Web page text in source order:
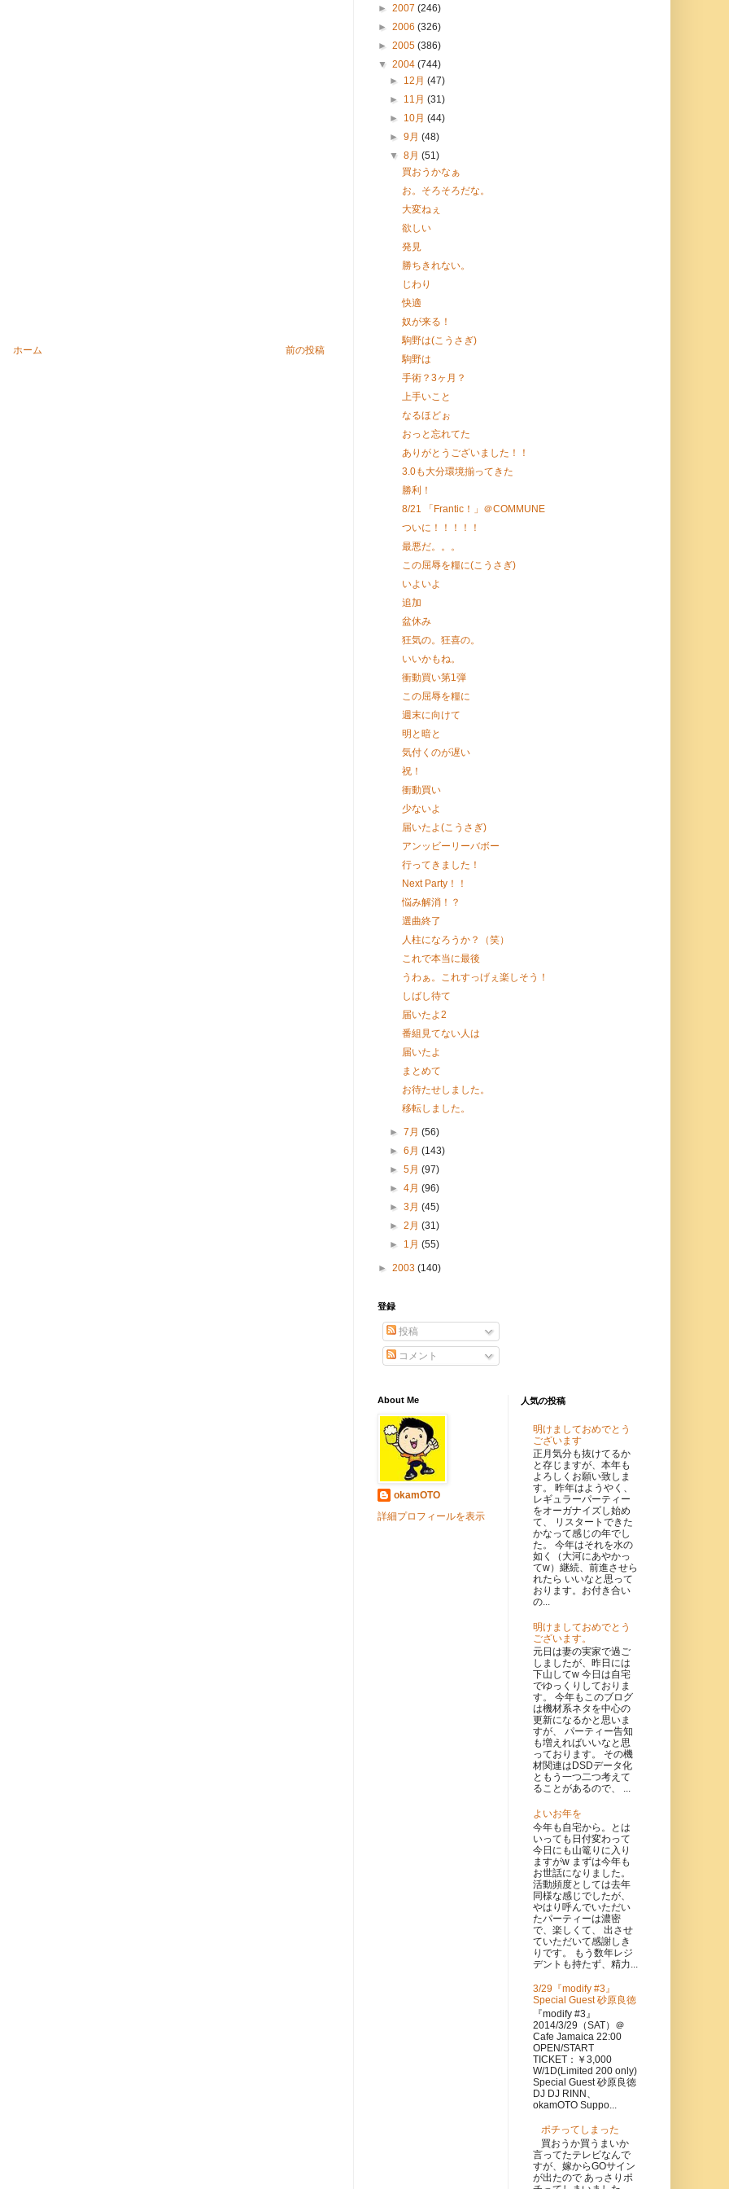
前の投稿
ホーム
► 2007 (246)
► 2006 (326)
► 2005 (386)
▼ 2004 (744)
► 12月(47)
► 11月(31)
► 10月(44)
►9月(48)
▼8月(51)
買おうかなぁ
お。そろそろだな。
大変ねぇ
欲しい
発見
勝ちきれない。
じわり
快適
奴が来る！
駒野は(こうさぎ)
駒野は
手術？3ヶ月？
上手いこと
なるほどぉ
おっと忘れてた
ありがとうございました！！
3.0も大分環境揃ってきた
勝利！
8/21 「Frantic！」＠COMMUNE
ついに！！！！！
最悪だ。。。
この屈辱を糧に(こうさぎ)
いよいよ
追加
盆休み
狂気の。狂喜の。
いいかもね。
衝動買い第1弾
この屈辱を糧に
週末に向けて
明と暗と
気付くのが遅い
祝！
衝動買い
少ないよ
届いたよ(こうさぎ)
アンッビーリーバボー
行ってきました！
Next Party！！
悩み解消！？
選曲終了
人柱になろうか？（笑）
これで本当に最後
うわぁ。これすっげぇ楽しそう！
しばし待て
届いたよ2
番組見てない人は
届いたよ
まとめて
お待たせしました。
移転しました。
►7月(56)
►6月(143)
►5月(97)
►4月(96)
►3月(45)
►2月(31)
► 1月(55)
► 2003 (140)
登録
投稿
コメント
About Me
okamOTO
詳細プロフィールを表示
人気の投稿
明けましておめでとう
ございます
正月気分も抜けてるか
と存じますが、本年も
よろしくお願い致しま
す。 昨年はようやく、
レギュラーパーティー
をオーガナイズし始め
て、 リスタートできた
かなって感じの年でし
た。 今年はそれを水の
如く（大河にあやかっ
てw）継続、前進させら
れたら いいなと思って
おります。お付き合い
の...
明けましておめでとう
ございます。
元日は妻の実家で過ご
しましたが、昨日には
下山してw 今日は自宅
でゆっくりしておりま
す。 今年もこのブログ
は機材系ネタを中心の
更新になるかと思いま
すが、 パーティー告知
も増えればいいなと思
っております。 その機
材関連はDSDデータ化
ともう一つ二つ考えて
ることがあるので、 ...
よいお年を
今年も自宅から。とは
いっても日付変わって
今日にも山篭りに入り
ますがw まずは今年も
お世話になりました。
活動頻度としては去年
同様な感じでしたが、
やはり呼んでいただい
たパーティーは濃密
で、楽しくて、 出させ
ていただいて感謝しき
りです。 もう数年レジ
デントも持たず、精力...
3/29『modify #3』
Special Guest 砂原良徳
『modify #3』
2014/3/29（SAT）＠
Cafe Jamaica 22:00
OPEN/START
TICKET：￥3,000
W/1D(Limited 200 only)
Special Guest 砂原良徳
DJ DJ RINN、
okamOTO Suppo...
ポチってしまった
買おうか買うまいか
言ってたテレビなんで
すが、嫁からGOサイン
が出たので あっさりポ